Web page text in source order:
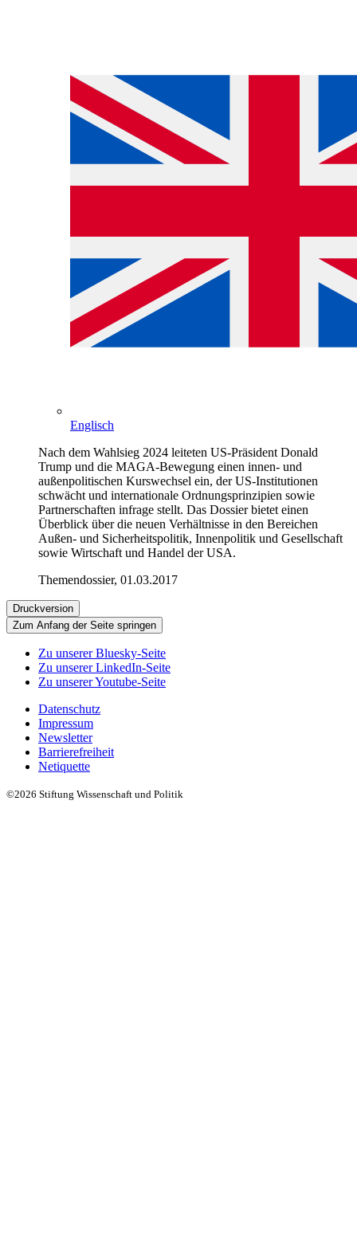
Englisch
Nach dem Wahlsieg 2024 leiteten US-Präsident Donald
Trump und die MAGA-Bewegung einen innen- und
außenpolitischen Kurswechsel ein, der US-Institutionen
schwächt und internationale Ordnungsprinzipien sowie
Partnerschaften infrage stellt. Das Dossier bietet einen
Überblick über die neuen Verhältnisse in den Bereichen
Außen- und Sicherheitspolitik, Innenpolitik und Gesellschaft
sowie Wirtschaft und Handel der USA.
Themendossier, 01.03.2017
Druckversion
Zum Anfang der Seite springen
Zu unserer Bluesky-Seite
Zu unserer LinkedIn-Seite
Zu unserer Youtube-Seite
Datenschutz
Impressum
Newsletter
Barrierefreiheit
Netiquette
©2026 Stiftung Wissenschaft und Politik